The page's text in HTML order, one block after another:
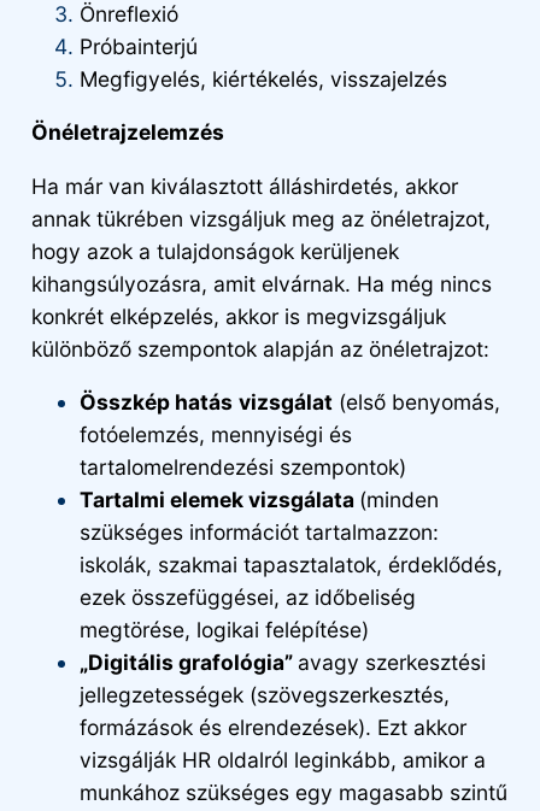
Önreflexió
Próbainterjú
Megfigyelés, kiértékelés, visszajelzés
Önéletrajzelemzés
Ha már van kiválasztott álláshirdetés, akkor
annak tükrében vizsgáljuk meg az önéletrajzot,
hogy azok a tulajdonságok kerüljenek
kihangsúlyozásra, amit elvárnak. Ha még nincs
konkrét elképzelés, akkor is megvizsgáljuk
különböző szempontok alapján az önéletrajzot:
Összkép hatás vizsgálat(első benyomás,
fotóelemzés, mennyiségi és
tartalomelrendezési szempontok)
Tartalmi elemek vizsgálata (minden
szükséges információt tartalmazzon:
iskolák, szakmai tapasztalatok, érdeklődés,
ezek összefüggései, az időbeliség
megtörése, logikai felépítése)
„Digitális grafológia” avagy szerkesztési
jellegzetességek (szövegszerkesztés,
formázások és elrendezések). Ezt akkor
vizsgálják HR oldalról leginkább, amikor a
munkához szükséges egy magasabb szintű